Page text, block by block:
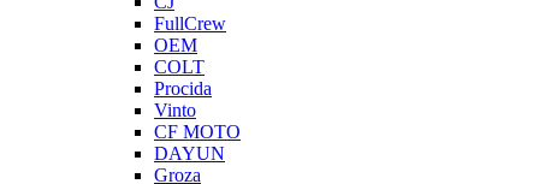
FullCrew
OEM
COLT
Procida
Vinto
CF MOTO
DAYUN
Groza